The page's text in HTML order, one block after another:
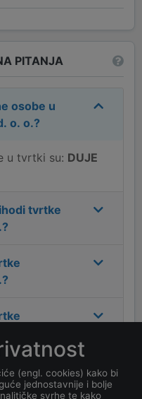
PITANJA
osobe u
o. o.?
u tvrtki su: DUJE
tvrtke
?
?
d. o.
(engl. cookies) kako bi
jednostavnije i bolje
svrhe te kako